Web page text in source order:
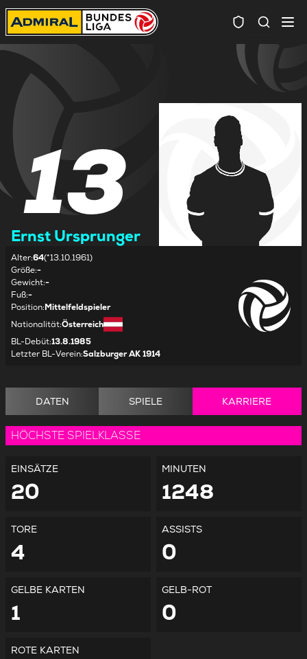
13
Ernst Ursprunger
Alter:64(*13.10.1961)
Größe:-
Gewicht:-
Fuß:-
Position:Mittelfeldspieler
Nationalität:Österreich
BL-Debüt:13.8.1985
Letzter BL-Verein:Salzburger AK 1914
DATEN SPIELE KARRIERE
HÖCHSTE SPIELKLASSE
EINSÄTZE
20
MINUTEN
1248
TORE
4
ASSISTS
0
GELBE KARTEN
1
GELB-ROT
0
ROTE KARTEN